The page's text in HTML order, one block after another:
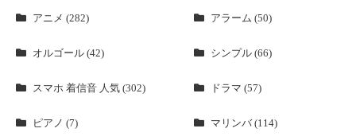
アニメ (282) アラーム (50)
オルゴール (42) シンプル (66)
スマホ 着信音 人気 (302) ドラマ (57)
ピアノ (7) マリンバ (114)